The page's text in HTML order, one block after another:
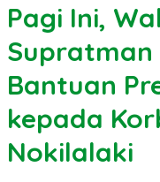
Pagi Ini,
Supratman
Bantuan
kepada
Nokilalaki